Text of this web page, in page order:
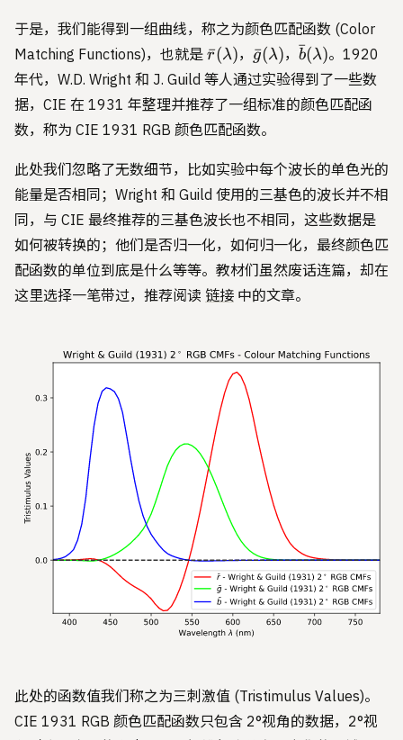
于是，我们能得到一组曲线，称之为颜色匹配函数 (Color
Matching Functions)，也就是 \bar{r}
(\lambda)
r
ˉ(λ)， \bar{g}
(\lambda)
g
ˉ(λ)， \bar{b}
(\lambda)
b
ˉ(λ)。1920
年代，W.D. Wright 和 J. Guild 等人通过实验得到了一些数
据，CIE 在 1931 年整理并推荐了一组标准的颜色匹配函
数，称为 CIE 1931 RGB 颜色匹配函数。
此处我们忽略了无数细节，比如实验中每个波长的单色光的
能量是否相同；Wright 和 Guild 使用的三基色的波长并不相
同，与 CIE 最终推荐的三基色波长也不相同，这些数据是
如何被转换的；他们是否归一化，如何归一化，最终颜色匹
配函数的单位到底是什么等等。教材们虽然废话连篇，却在
这里选择一笔带过，推荐阅读 链接 中的文章。
此处的函数值我们称之为三刺激值 (Tristimulus Values)。
CIE 1931 RGB 颜色匹配函数只包含 2°视角的数据，2°视